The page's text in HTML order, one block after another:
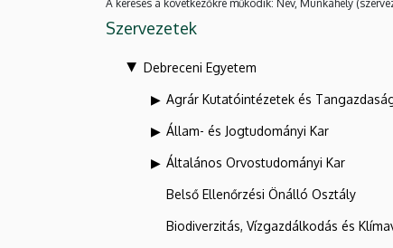
A keresés a következőkre működik: Név, Munkahely
Szervezetek
Debreceni Egyetem
Agrár Kutatóintézetek és
Állam- és Jogtudományi Kar
Általános Orvostudományi Kar
Belső Ellenőrzési Önálló Osztály
Biodiverzitás, Vízgazdálkodás és